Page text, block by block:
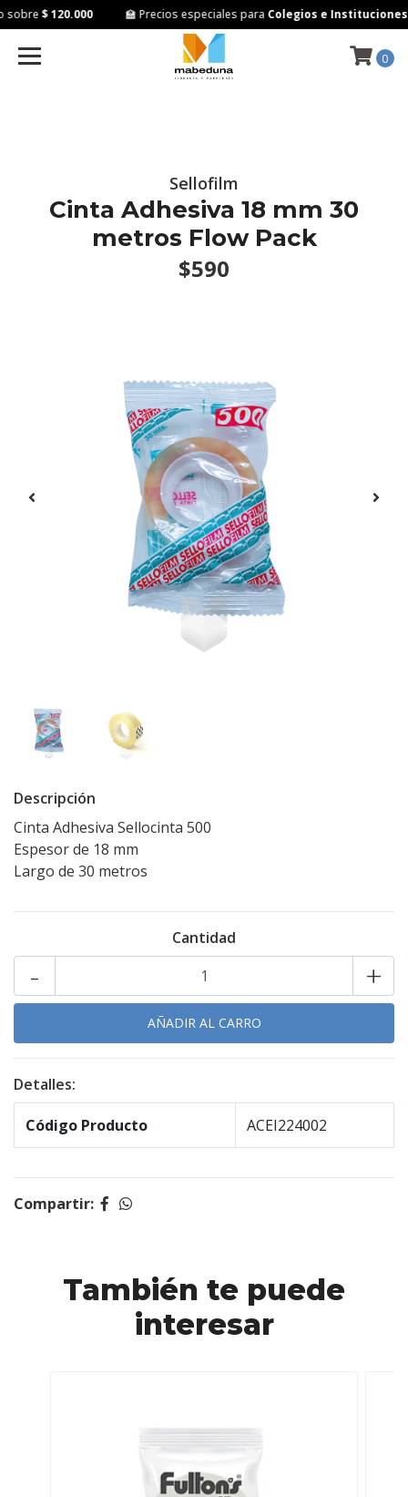
sobre$ 120.000 🏫 Precios especiales paraColegios e Instituciones
0
Sellofilm
Cinta Adhesiva 18 mm 30
metros Flow Pack
$590
Descripción
Cinta Adhesiva Sellocinta 500
Espesor de 18 mm
Largo de 30 metros
Cantidad
+
-
Detalles:
Código Producto ACEI224002
Compartir:
También te puede
interesar